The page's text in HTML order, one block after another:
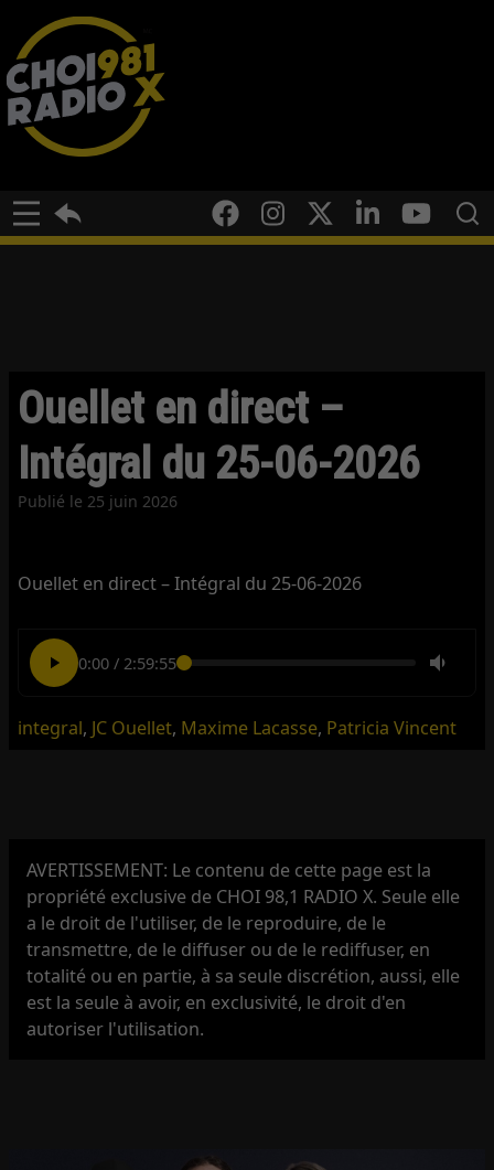
Ouellet en direct –
Intégral du 25-06-2026
Publié le 25 juin 2026
Ouellet en direct – Intégral du 25-06-2026
0:00/ 2:59:55
integral, JC Ouellet, Maxime Lacasse, Patricia Vincent
AVERTISSEMENT: Le contenu de cette page est la
propriété exclusive de CHOI 98,1 RADIO X. Seule elle
a le droit de l'utiliser, de le reproduire, de le
transmettre, de le diffuser ou de le rediffuser, en
totalité ou en partie, à sa seule discrétion, aussi, elle
est la seule à avoir, en exclusivité, le droit d'en
autoriser l'utilisation.